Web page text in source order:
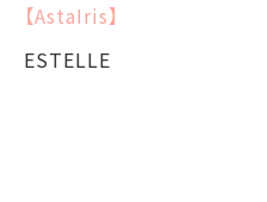
【AstaIris】
ESTELLE